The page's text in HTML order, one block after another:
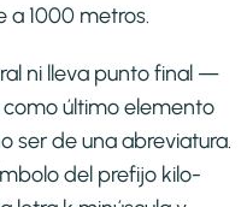
a 1000 metros.
ni lleva punto final —
último elemento
ser de una abreviatura.
del prefijo kilo-